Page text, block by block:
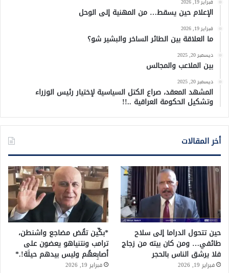
الإعلام حين يسقط… من المهنية إلى الوحل
فبراير 19, 2026
ما العلاقة بين الطائر الساخر والبشير شو؟
ديسمبر 20, 2025
بين الملاعب والمجالس
ديسمبر 20, 2025
المشهد المعقد، صراع الكتل السياسية لإختيار رئيس الوزراء
وتشكيل الحكومة العراقية ..!!
أخر المقالات
حين تتحول الدراما إلى سلاح
طائفي… ومن كان بيته من زجاج
فلا يرشق الناس بالحجر
فبراير 19, 2026
*بكِّين تقُض مضاجع واشنطن،
ترامب ونتنياهو يعضون على
أصابِعهُم وليس بيدهم حيلَة!.*
فبراير 19, 2026